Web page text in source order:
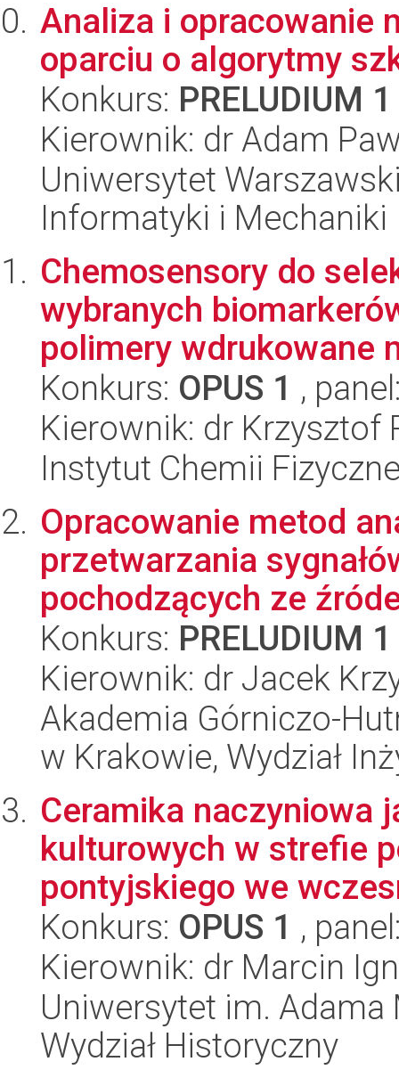
Analiza i opracowanie
oparciu o algorytmy
Konkurs: PRELUDIUM 1
Kierownik: dr Adam
Uniwersytet
Informatyki i Mechaniki
Chemosensory do
wybranych
polimery wdrukowane
Konkurs: OPUS 1 ,
Kierownik: dr Krzysztof
Instytut Chemii
Opracowanie metod
przetwarzania
pochodzących ze
Konkurs: PRELUDIUM 1
Kierownik: dr Jacek
Akademia Górniczo-
w Krakowie, Wydział
Ceramika naczyniowa
kulturowych w strefie
pontyjskiego we
Konkurs: OPUS 1 ,
Kierownik: dr Marcin
Uniwersytet im.
Wydział Historyczny